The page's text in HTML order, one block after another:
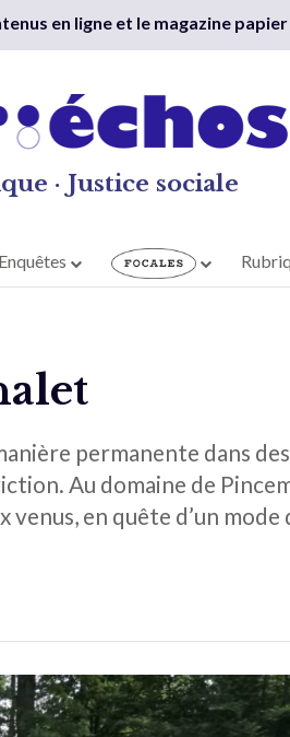
en ligne et le magazine
· Justice sociale
Enquêtes
permanente dans
Au domaine de
en quête d’un